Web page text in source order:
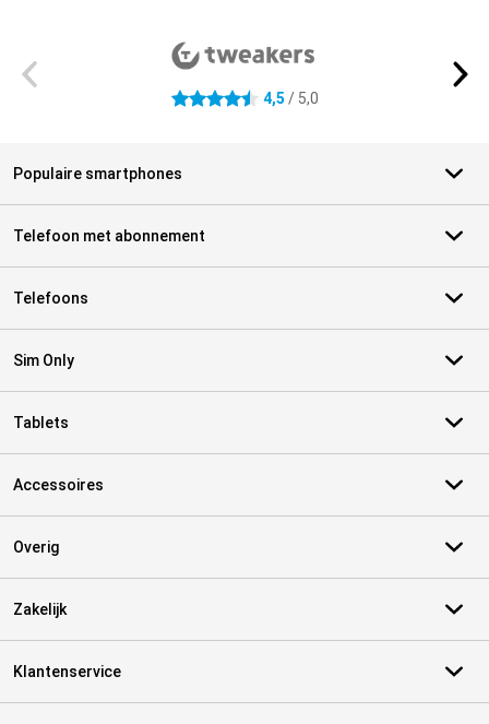
4.5 sterren 4,5 / 5,0
Populaire smartphones
Telefoon met abonnement
Telefoons
Sim Only
Tablets
Accessoires
Overig
Zakelijk
Klantenservice